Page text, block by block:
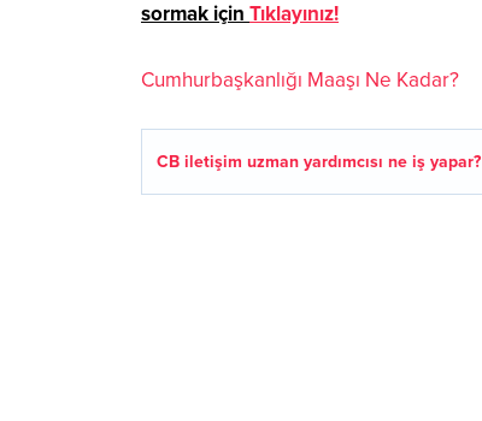
sormak için Tıklayınız!
Cumhurbaşkanlığı Maaşı Ne Kadar?
CB iletişim uzman yardımcısı ne iş yapar?